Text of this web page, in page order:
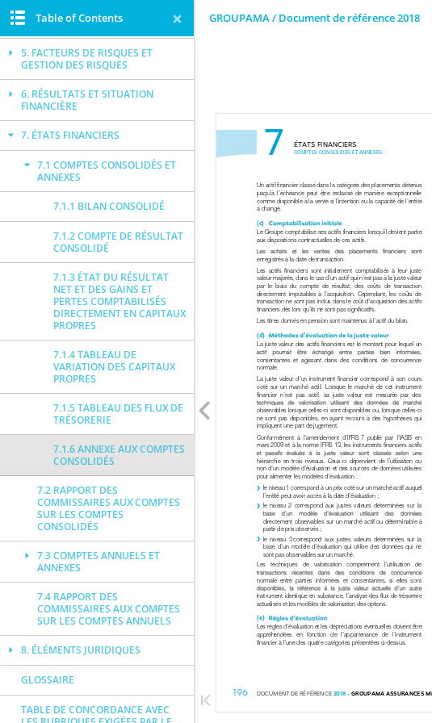
GROUPAMA / Document de référence 2018
Table of Contents
4. RESPONSABILITÉ SOCIALE
D’ENTREPRISE (RSE)
5. FACTEURS DE RISQUES ET
GESTION DES RISQUES
6. RÉSULTATS ET SITUATION
FINANCIÈRE
7. ÉTATS FINANCIERS
7.1 COMPTES CONSOLIDÉS ET
ANNEXES
7.1.1 BILAN CONSOLIDÉ
7.1.2 COMPTE DE RÉSULTAT
CONSOLIDÉ
7.1.3 ÉTAT DU RÉSULTAT
NET ET DES GAINS ET
PERTES COMPTABILISÉS
DIRECTEMENT EN CAPITAUX
PROPRES
7.1.4 TABLEAU DE
VARIATION DES CAPITAUX
PROPRES
7.1.5 TABLEAU DES FLUX DE
TRÉSORERIE
7.1.6 ANNEXE AUX COMPTES
CONSOLIDÉS
7.2 RAPPORT DES
COMMISSAIRES AUX COMPTES
SUR LES COMPTES
CONSOLIDÉS
7.3 COMPTES ANNUELS ET
ANNEXES
7.4 RAPPORT DES
COMMISSAIRES AUX COMPTES
SUR LES COMPTES ANNUELS
8. ÉLÉMENTS JURIDIQUES
GLOSSAIRE
TABLE DE CONCORDANCE AVEC